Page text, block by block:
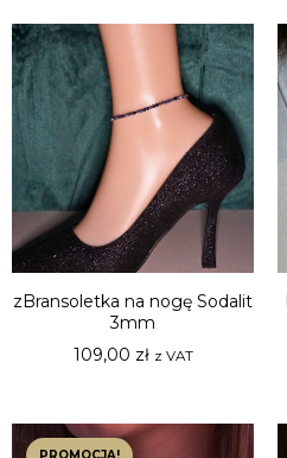
zBransoletka na nogę Sodalit
3mm
109,00 zł z VAT